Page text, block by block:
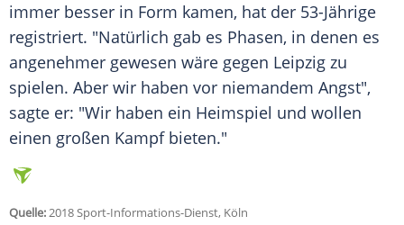
immer besser in Form kamen, hat der 53-Jährige
registriert. "Natürlich gab es Phasen, in denen es
angenehmer gewesen wäre gegen Leipzig zu
spielen. Aber wir haben vor niemandem Angst",
sagte er: "Wir haben ein Heimspiel und wollen
einen großen Kampf bieten."
Quelle:2018 Sport-Informations-Dienst, Köln